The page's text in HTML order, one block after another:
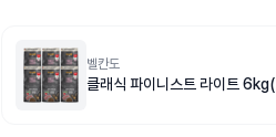
벨칸도
클래식 파이니스트 라이트